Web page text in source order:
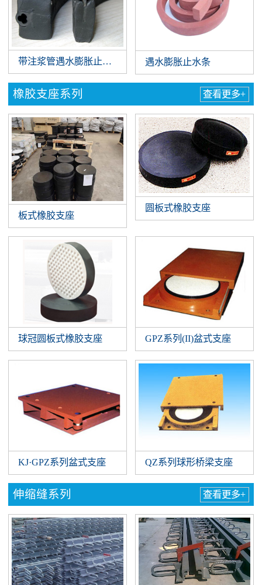
带注浆管遇水膨胀止水条 遇水膨胀止水条
橡胶支座系列 查看更多+
板式橡胶支座
圆板式橡胶支座
球冠圆板式橡胶支座 GPZ系列(II)盆式支座
KJ·GPZ系列盆式支座 QZ系列球形桥梁支座
伸缩缝系列 查看更多+